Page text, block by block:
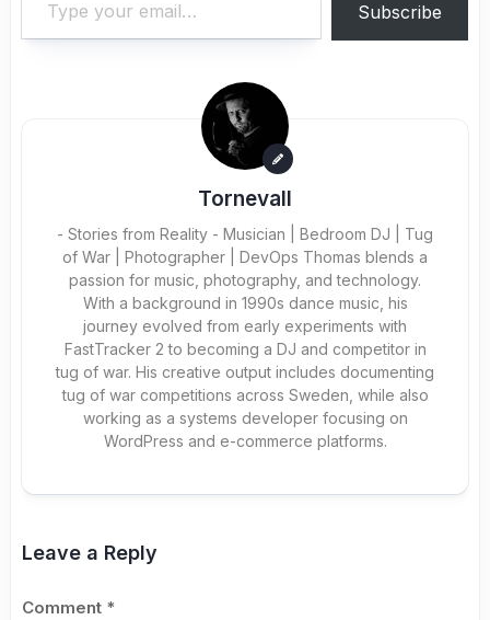
Subscribe
Tornevall
- Stories from Reality - Musician | Bedroom DJ | Tug
of War | Photographer | DevOps Thomas blends a
passion for music, photography, and technology.
With a background in 1990s dance music, his
journey evolved from early experiments with
FastTracker 2 to becoming a DJ and competitor in
tug of war. His creative output includes documenting
tug of war competitions across Sweden, while also
working as a systems developer focusing on
WordPress and e-commerce platforms.
Leave a Reply
Comment *